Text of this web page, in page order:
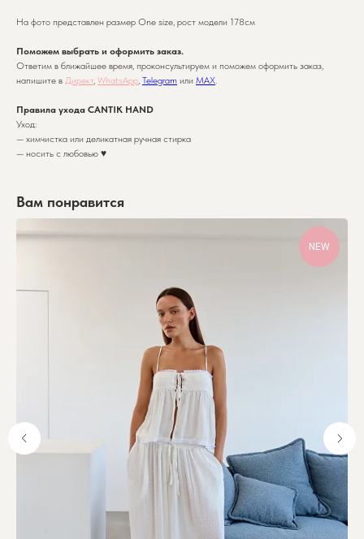
На фото представлен размер One size, рост модели 178см
Поможем выбрать и оформить заказ.
Ответим в ближайшее время, проконсультируем и поможем оформить заказ,
напишите в Директ, WhatsApp, Telegram или MAX.
Правила ухода CANTIK HAND
Уход:
— химчистка или деликатная ручная стирка
— носить с любовью ♥️
Вам понравится
NEW